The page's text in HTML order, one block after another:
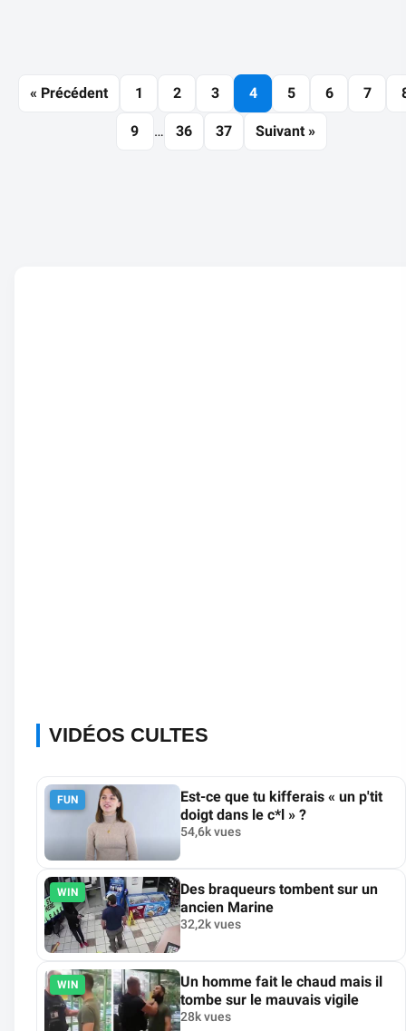
« Précédent 1 2 3 4 5 6 7
9 … 36 37 Suivant »
VIDÉOS CULTES
FUN
Est-ce que tu kifferais « un p'tit
doigt dans le c*l » ?
54,6k vues
WIN
Des braqueurs tombent sur un
ancien Marine
32,2k vues
WIN
Un homme fait le chaud mais il
tombe sur le mauvais vigile
28k vues